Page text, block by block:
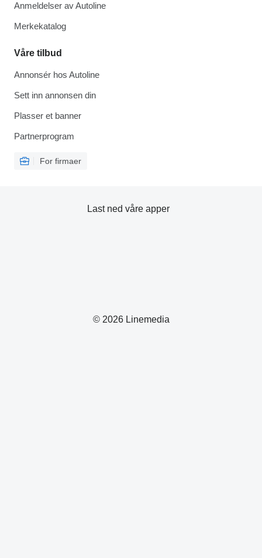
Anmeldelser av Autoline
Merkekatalog
Våre tilbud
Annonsér hos Autoline
Sett inn annonsen din
Plasser et banner
Partnerprogram
For firmaer
© 2026 Linemedia
Last ned våre apper